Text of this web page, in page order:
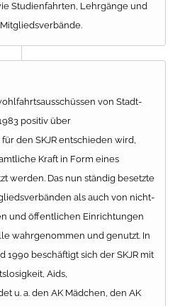
Studienfahrten, Lehrgänge und
von Stadt-
positiv über
den SKJR entschieden wird,
Kraft in Form eines
werden. Das nun ständig besetzte
als auch von nicht-
und öffentlichen Einrichtungen
wahrgenommen und genutzt. In
1990 beschäftigt sich der SKJR mit
Aids,
u. a. den AK Mädchen, den AK